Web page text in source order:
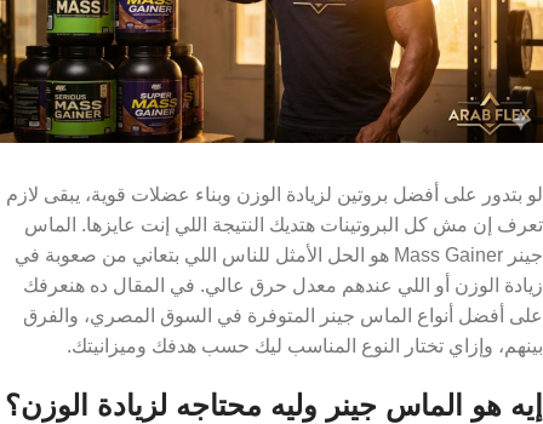
لو بتدور على أفضل بروتين لزيادة الوزن وبناء عضلات قوية، يبقى لازم
تعرف إن مش كل البروتينات هتديك النتيجة اللي إنت عايزها. الماس
جينر Mass Gainer هو الحل الأمثل للناس اللي بتعاني من صعوبة في
زيادة الوزن أو اللي عندهم معدل حرق عالي. في المقال ده هنعرفك
على أفضل أنواع الماس جينر المتوفرة في السوق المصري، والفرق
بينهم، وإزاي تختار النوع المناسب ليك حسب هدفك وميزانيتك.
إيه هو الماس جينر وليه محتاجه لزيادة الوزن؟